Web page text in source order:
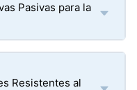
Pasivas para la
Resistentes al